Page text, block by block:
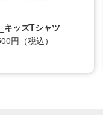
キッズTシャツ
円（税込）